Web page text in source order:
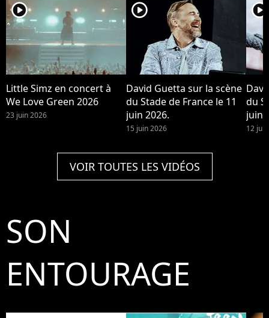
player2
Little Simz en concert à
We Love Green 2026
23 juin 2026
player2
David Guetta sur la scène
du Stade de France le 11
juin 2026.
15 juin 2026
player2
du
juin
12
VOIR TOUTES LES VIDÉOS
SON
ENTOURAGE